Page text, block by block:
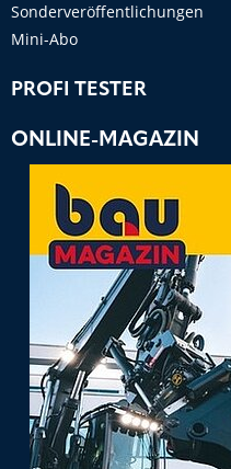
Sonderveröffentlichungen
Mini-Abo
PROFI TESTER
ONLINE-MAGAZIN